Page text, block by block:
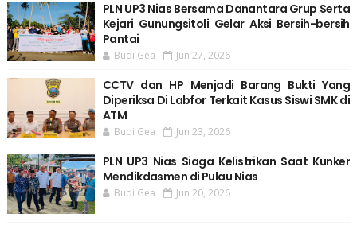
PLN UP3 Nias Bersama Danantara Grup Serta
Kejari Gunungsitoli Gelar Aksi Bersih-bersih
Pantai
Budi Gea Jun 27, 2026
CCTV dan HP Menjadi Barang Bukti Yang
Diperiksa Di Labfor Terkait Kasus Siswi SMK di
ATM
Budi Gea Jun 23, 2026
PLN UP3 Nias Siaga Kelistrikan Saat Kunker
Mendikdasmen di Pulau Nias
Budi Gea Jun 20, 2026